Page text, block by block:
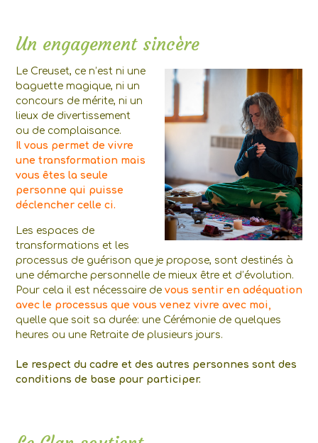
Un engagement sincère
Le Creuset, ce n’est ni une
baguette magique, ni un
concours de mérite, ni un
lieux de divertissement
ou de complaisance.
Il vous permet de vivre
une transformation mais
vous êtes la seule
personne qui puisse
déclencher celle ci.
Les espaces de
transformations et les
processus de guérison que je propose, sont destinés à
une démarche personnelle de mieux être et d’évolution.
Pour cela il est nécessaire de vous sentir en adéquation
avec le processus que vous venez vivre avec moi,
quelle que soit sa durée: une Cérémonie de quelques
heures ou une Retraite de plusieurs jours.
Le respect du cadre et des autres personnes sont des
conditions de base pour participer.